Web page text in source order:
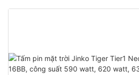
song song 9 thiết bị cho hệ